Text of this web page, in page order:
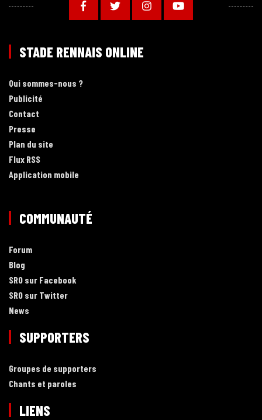
STADE RENNAIS ONLINE
Qui sommes-nous ?
Publicité
Contact
Presse
Plan du site
Flux RSS
Application mobile
COMMUNAUTÉ
Forum
Blog
SRO sur Facebook
SRO sur Twitter
News
SUPPORTERS
Groupes de supporters
Chants et paroles
LIENS